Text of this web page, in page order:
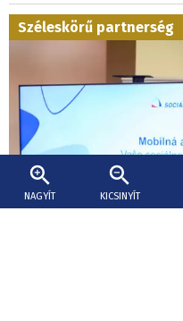
NAGYÍT KICSINYÍT
Széleskörű partnerség